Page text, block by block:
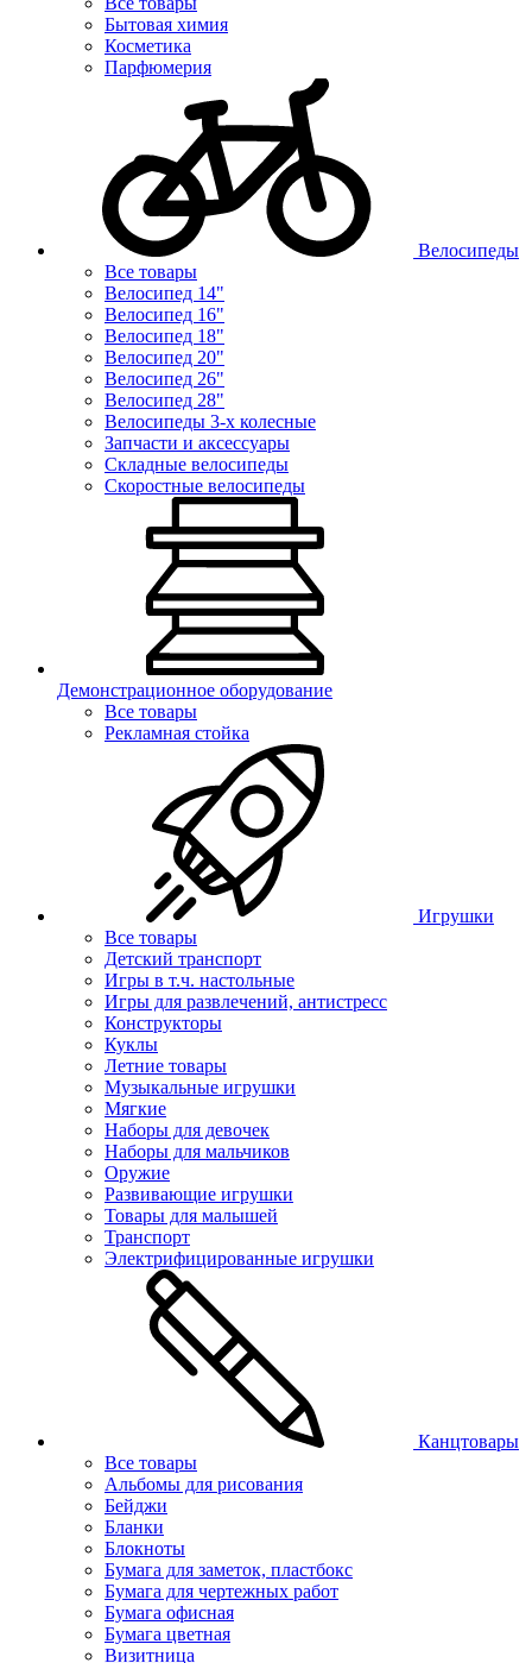
Бытовая химия
Косметика
Парфюмерия
Велосипеды
Все товары
Велосипед 14"
Велосипед 16"
Велосипед 18"
Велосипед 20"
Велосипед 26"
Велосипед 28"
Велосипеды 3-х колесные
Запчасти и аксессуары
Складные велосипеды
Скоростные велосипеды
Демонстрационное оборудование
Все товары
Рекламная стойка
Игрушки
Все товары
Детский транспорт
Игры в т.ч. настольные
Игры для развлечений, антистресс
Конструкторы
Куклы
Летние товары
Музыкальные игрушки
Мягкие
Наборы для девочек
Наборы для мальчиков
Оружие
Развивающие игрушки
Товары для малышей
Транспорт
Электрифицированные игрушки
Канцтовары
Все товары
Альбомы для рисования
Бейджи
Бланки
Блокноты
Бумага для заметок, пластбокс
Бумага для чертежных работ
Бумага офисная
Бумага цветная
Визитница